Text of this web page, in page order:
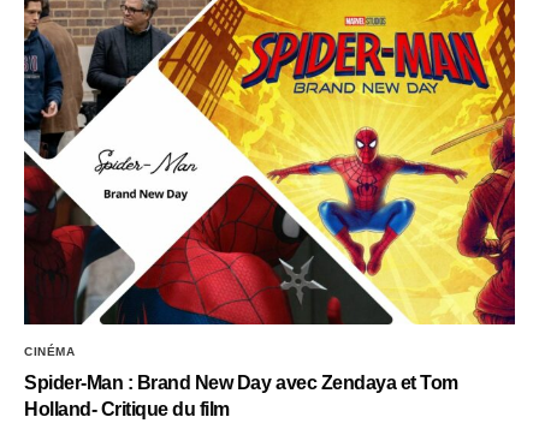
CINÉMA
Spider-Man : Brand New Day avec Zendaya et Tom
Holland- Critique du film